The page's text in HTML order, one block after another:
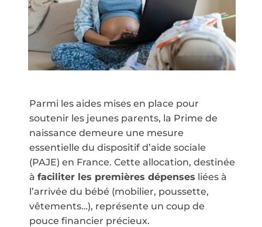
Parmi les aides mises en place pour
soutenir les jeunes parents, la Prime de
naissance demeure une mesure
essentielle du dispositif d’aide sociale
(PAJE) en France. Cette allocation, destinée
à faciliter les premières dépenses liées à
l’arrivée du bébé (mobilier, poussette,
vêtements…), représente un coup de
pouce financier précieux.